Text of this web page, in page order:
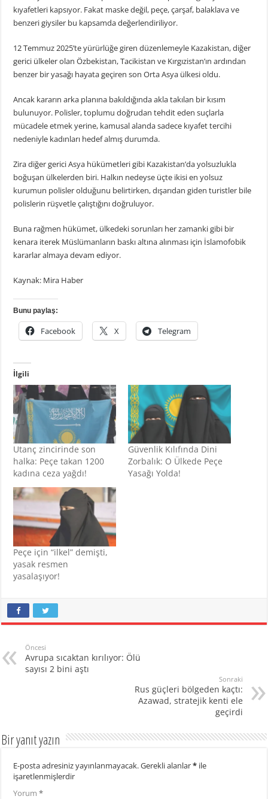
kıyafetleri kapsıyor. Fakat maske değil, peçe, çarşaf, balaklava ve
benzeri giysiler bu kapsamda değerlendiriliyor.
12 Temmuz 2025’te yürürlüğe giren düzenlemeyle Kazakistan, diğer
gerici ülkeler olan Özbekistan, Tacikistan ve Kırgızistan’ın ardından
benzer bir yasağı hayata geçiren son Orta Asya ülkesi oldu.
Ancak kararın arka planına bakıldığında akla takılan bir kısım
bulunuyor. Polisler, toplumu doğrudan tehdit eden suçlarla
mücadele etmek yerine, kamusal alanda sadece kıyafet tercihi
nedeniyle kadınları hedef almış durumda.
Zira diğer gerici Asya hükümetleri gibi Kazakistan’da yolsuzlukla
boğuşan ülkelerden biri. Halkın nedeyse üçte ikisi en yolsuz
kurumun polisler olduğunu belirtirken, dışarıdan giden turistler bile
polislerin rüşvetle çalıştığını doğruluyor.
Buna rağmen hükümet, ülkedeki sorunları her zamanki gibi bir
kenara iterek Müslümanların baskı altına alınması için İslamofobik
kararlar almaya devam ediyor.
Kaynak: Mira Haber
Bunu paylaş:
Facebook X Telegram
İlgili
Utanç zincirinde son
halka: Peçe takan 1200
kadına ceza yağdı!
Güvenlik Kılıfında Dini
Zorbalık: O Ülkede Peçe
Yasağı Yolda!
Peçe için “ilkel” demişti,
yasak resmen
yasalaşıyor!
Öncesi
Avrupa sıcaktan kırılıyor: Ölü
sayısı 2 bini aştı
Sonraki
Rus güçleri bölgeden kaçtı:
Azawad, stratejik kenti ele
geçirdi
Bir yanıt yazın
E-posta adresiniz yayınlanmayacak.Gerekli alanlar* ile
işaretlenmişlerdir
Yorum*